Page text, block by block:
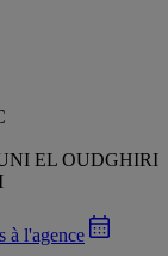
à l'agence